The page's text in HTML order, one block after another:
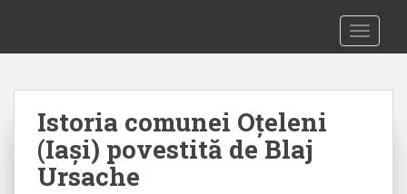
i
Istoria comunei Oţeleni
(Iaşi) povestită de Blaj
Ursache